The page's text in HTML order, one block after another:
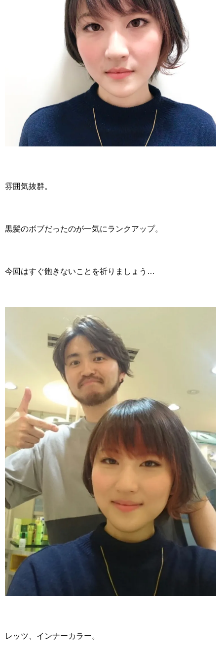
雰囲気抜群。
黒髪のボブだったのが一気にランクアップ。
今回はすぐ飽きないことを祈りましょう…
レッツ、インナーカラー。